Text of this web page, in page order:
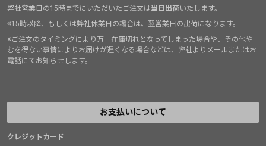
弊社営業日の15時までにいただいたご注文は当日出荷いたします。
※15時以降、もしくは弊社休業日の場合は、翌営業日の出荷になります。
※ご注文のタイミングにより万一在庫切れとなってしまった場合や、その他や
むを得ない事情によりお届けが遅くなる場合などは、弊社よりメールまたはお
電話にてお知らせします。
お支払いについて
クレジットカード